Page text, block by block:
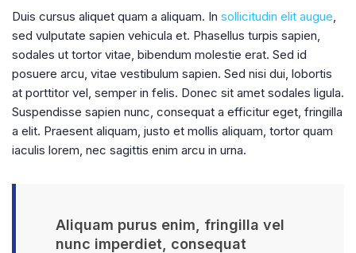
Duis cursus aliquet quam a aliquam. In sollicitudin elit augue
sed vulputate sapien vehicula et. Phasellus turpis sapien,
sodales ut tortor vitae, bibendum molestie erat. Sed id
posuere arcu, vitae vestibulum sapien. Sed nisi dui, lobortis
at porttitor vel, semper in felis. Donec sit amet sodales ligula.
Suspendisse sapien nunc, consequat a efficitur eget, fringilla
a elit. Praesent aliquam, justo et mollis aliquam, tortor quam
iaculis lorem, nec sagittis enim arcu in urna.
Aliquam purus enim, fringilla vel
nunc imperdiet, consequat